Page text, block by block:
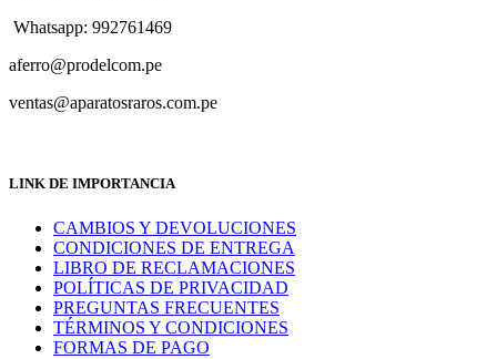
Whatsapp: 992761469
aferro@prodelcom.pe
ventas@aparatosraros.com.pe
LINK DE IMPORTANCIA
CAMBIOS Y DEVOLUCIONES
CONDICIONES DE ENTREGA
LIBRO DE RECLAMACIONES
POLÍTICAS DE PRIVACIDAD
PREGUNTAS FRECUENTES
TÉRMINOS Y CONDICIONES
FORMAS DE PAGO